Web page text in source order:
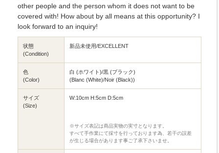
other people and the person whom it does not want to be
covered with! How about by all means at this opportunity? I
look forward to an inquiry!
状態
(Condition)
新品未使用/EXCELLENT
色
(Color)
白 (ホワイト)/黒 (ブラック)
(Blanc (White)/Noir (Black))
サイズ
(Size)
W:10cm H:5cm D:5cm
※サイズ表記は商品実物の実寸となります。
すべて手作業にて採寸を行っております為、若干の誤差
が生じる場合があります事ご了承下さいませ。